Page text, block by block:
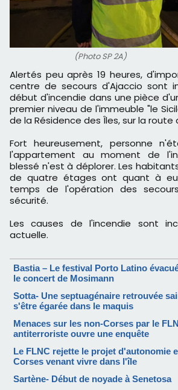
(Photo SP 2A)
Alertés peu après 19 heures, d'importants moyens du
centre de secours d'Ajaccio sont
début d'incendie dans une pièce
premier niveau de l'immeuble "le
de la Résidence des Îles, sur la route
Fort heureusement, personne
l'appartement au moment de
blessé n'est à déplorer. Les
de quatre étages ont quant à
temps de l'opération des
sécurité.
Les causes de l'incendie sont
actuelle.
Bastia – Le festival Porto Latino
le concert de Mosimann
Sotta- Une septuagénaire retrouvée
s'être égarée dans le maquis
Menaces sur les non-Corses par le
antiterroriste ouvre une enquête
Le FLNC rejette le projet d'autonomie
Corses venant vivre dans l'île
Sartène- Début de noyade à Senetosa